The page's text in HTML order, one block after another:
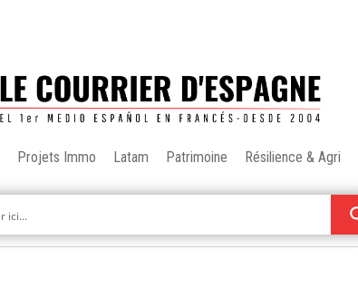
Projets Immo Latam Patrimoine Résilience & Agri